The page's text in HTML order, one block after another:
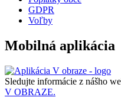
GDPR
Voľby
Mobilná aplikácia
Sledujte informácie z nášho
V OBRAZE.